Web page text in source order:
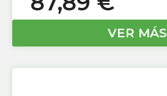
VER MÁS